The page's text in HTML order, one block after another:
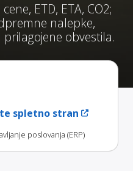
ETD, ETA, CO2;
nalepke,
prilagojene obvestila.
spletno stran
poslovanja (ERP)